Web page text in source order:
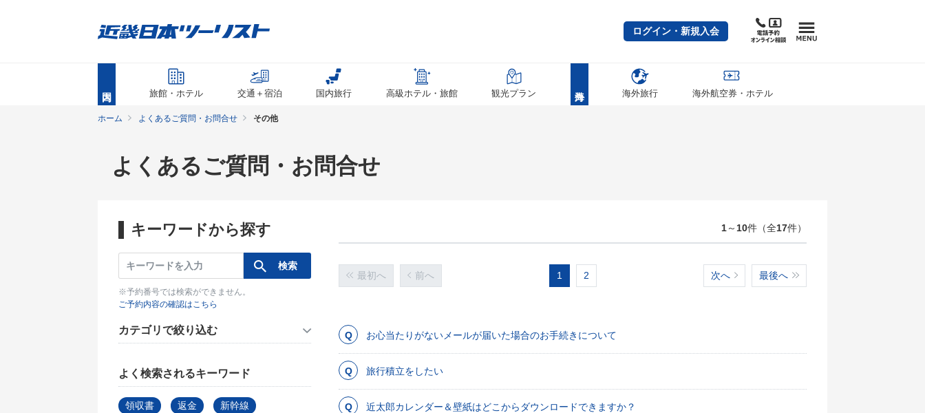
ログイン・新規入会
旅館・ホテル 交通＋宿泊 国内旅行 高級ホテル・旅館 観光プラン 海外旅行 海外航空券・ホテル
ホーム よくあるご質問・お問合せ その他
よくあるご質問・お問合せ
キーワードから探す
※予約番号では検索ができません。
ご予約内容の確認はこちら
カテゴリで絞り込む
よく検索されるキーワード
領収書 返金 新幹線
1～ 10件（全17件）
最初へ 前へ 1 2 次へ 最後へ
お心当たりがないメールが届いた場合のお手続きについて
旅行積立をしたい
近太郎カレンダー＆壁紙はどこからダウンロードできますか？